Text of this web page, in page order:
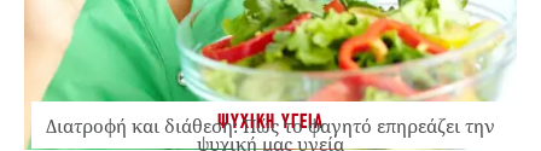
ΨΥΧΙΚΗ ΥΓΕΙΑ
Διατροφή και διάθεση: Πώς το φαγητό επηρεάζει την
ψυχική μας υγεία